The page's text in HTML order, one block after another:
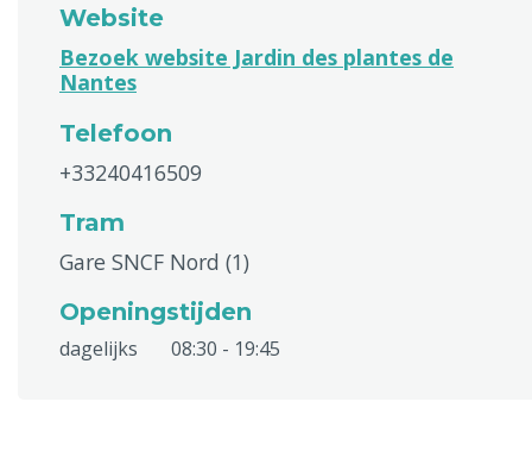
Website
Bezoek website Jardin des plantes de
Nantes
Telefoon
+33240416509
Tram
Gare SNCF Nord (1)
Openingstijden
dagelijks 08:30 - 19:45